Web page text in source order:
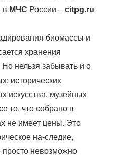
в МЧС России – citpg.ru
биомассы и
хранения
нельзя забывать и о
исторических
искусства, музейных
то, что собрано в
не имеет цены. Это
на-следие,
просто невозможно